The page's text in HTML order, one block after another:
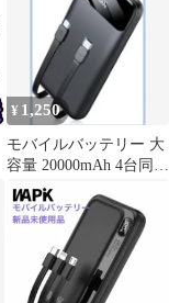
¥ 1,250
モバイルバッテリー 大
容量 20000mAh 4台同時
充電 22.5W